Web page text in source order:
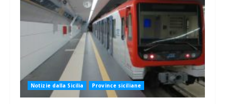
Notizie dalla Sicilia Province siciliane